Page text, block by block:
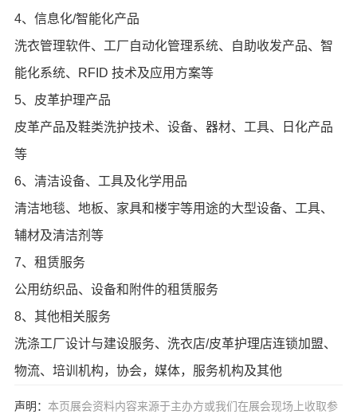
4、信息化/智能化产品
洗衣管理软件、工厂自动化管理系统、自助收发产品、智
能化系统、RFID 技术及应用方案等
5、皮革护理产品
皮革产品及鞋类洗护技术、设备、器材、工具、日化产品
等
6、清洁设备、工具及化学用品
清洁地毯、地板、家具和楼宇等用途的大型设备、工具、
辅材及清洁剂等
7、租赁服务
公用纺织品、设备和附件的租赁服务
8、其他相关服务
洗涤工厂设计与建设服务、洗衣店/皮革护理店连锁加盟、
物流、培训机构，协会，媒体，服务机构及其他
声明： 本页展会资料内容来源于主办方或我们在展会现场上收取参